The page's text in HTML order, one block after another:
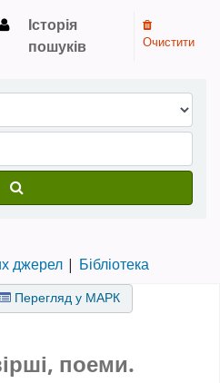
каталог
Історія
пошуків
Очистити
джерел
Бібліотека
Перегляд у МАРК
поеми.